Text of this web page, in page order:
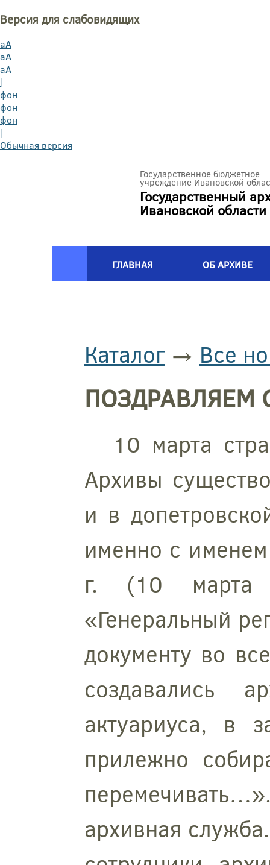
Версия для слабовидящих
aA
aA
aA
|
фон
фон
фон
|
Обычная версия
Государственное бюджетное
учреждение Ивановской
Государственный
Ивановской области
ГЛАВНАЯ ОБ АРХИВЕ
Каталог→ Все
ПОЗДРАВЛЯЕМ
10 марта
Архивы
и в
именно с
г. (10 марта
«Генеральный
документу во
создавались
актуариуса, в
прилежно
архивная